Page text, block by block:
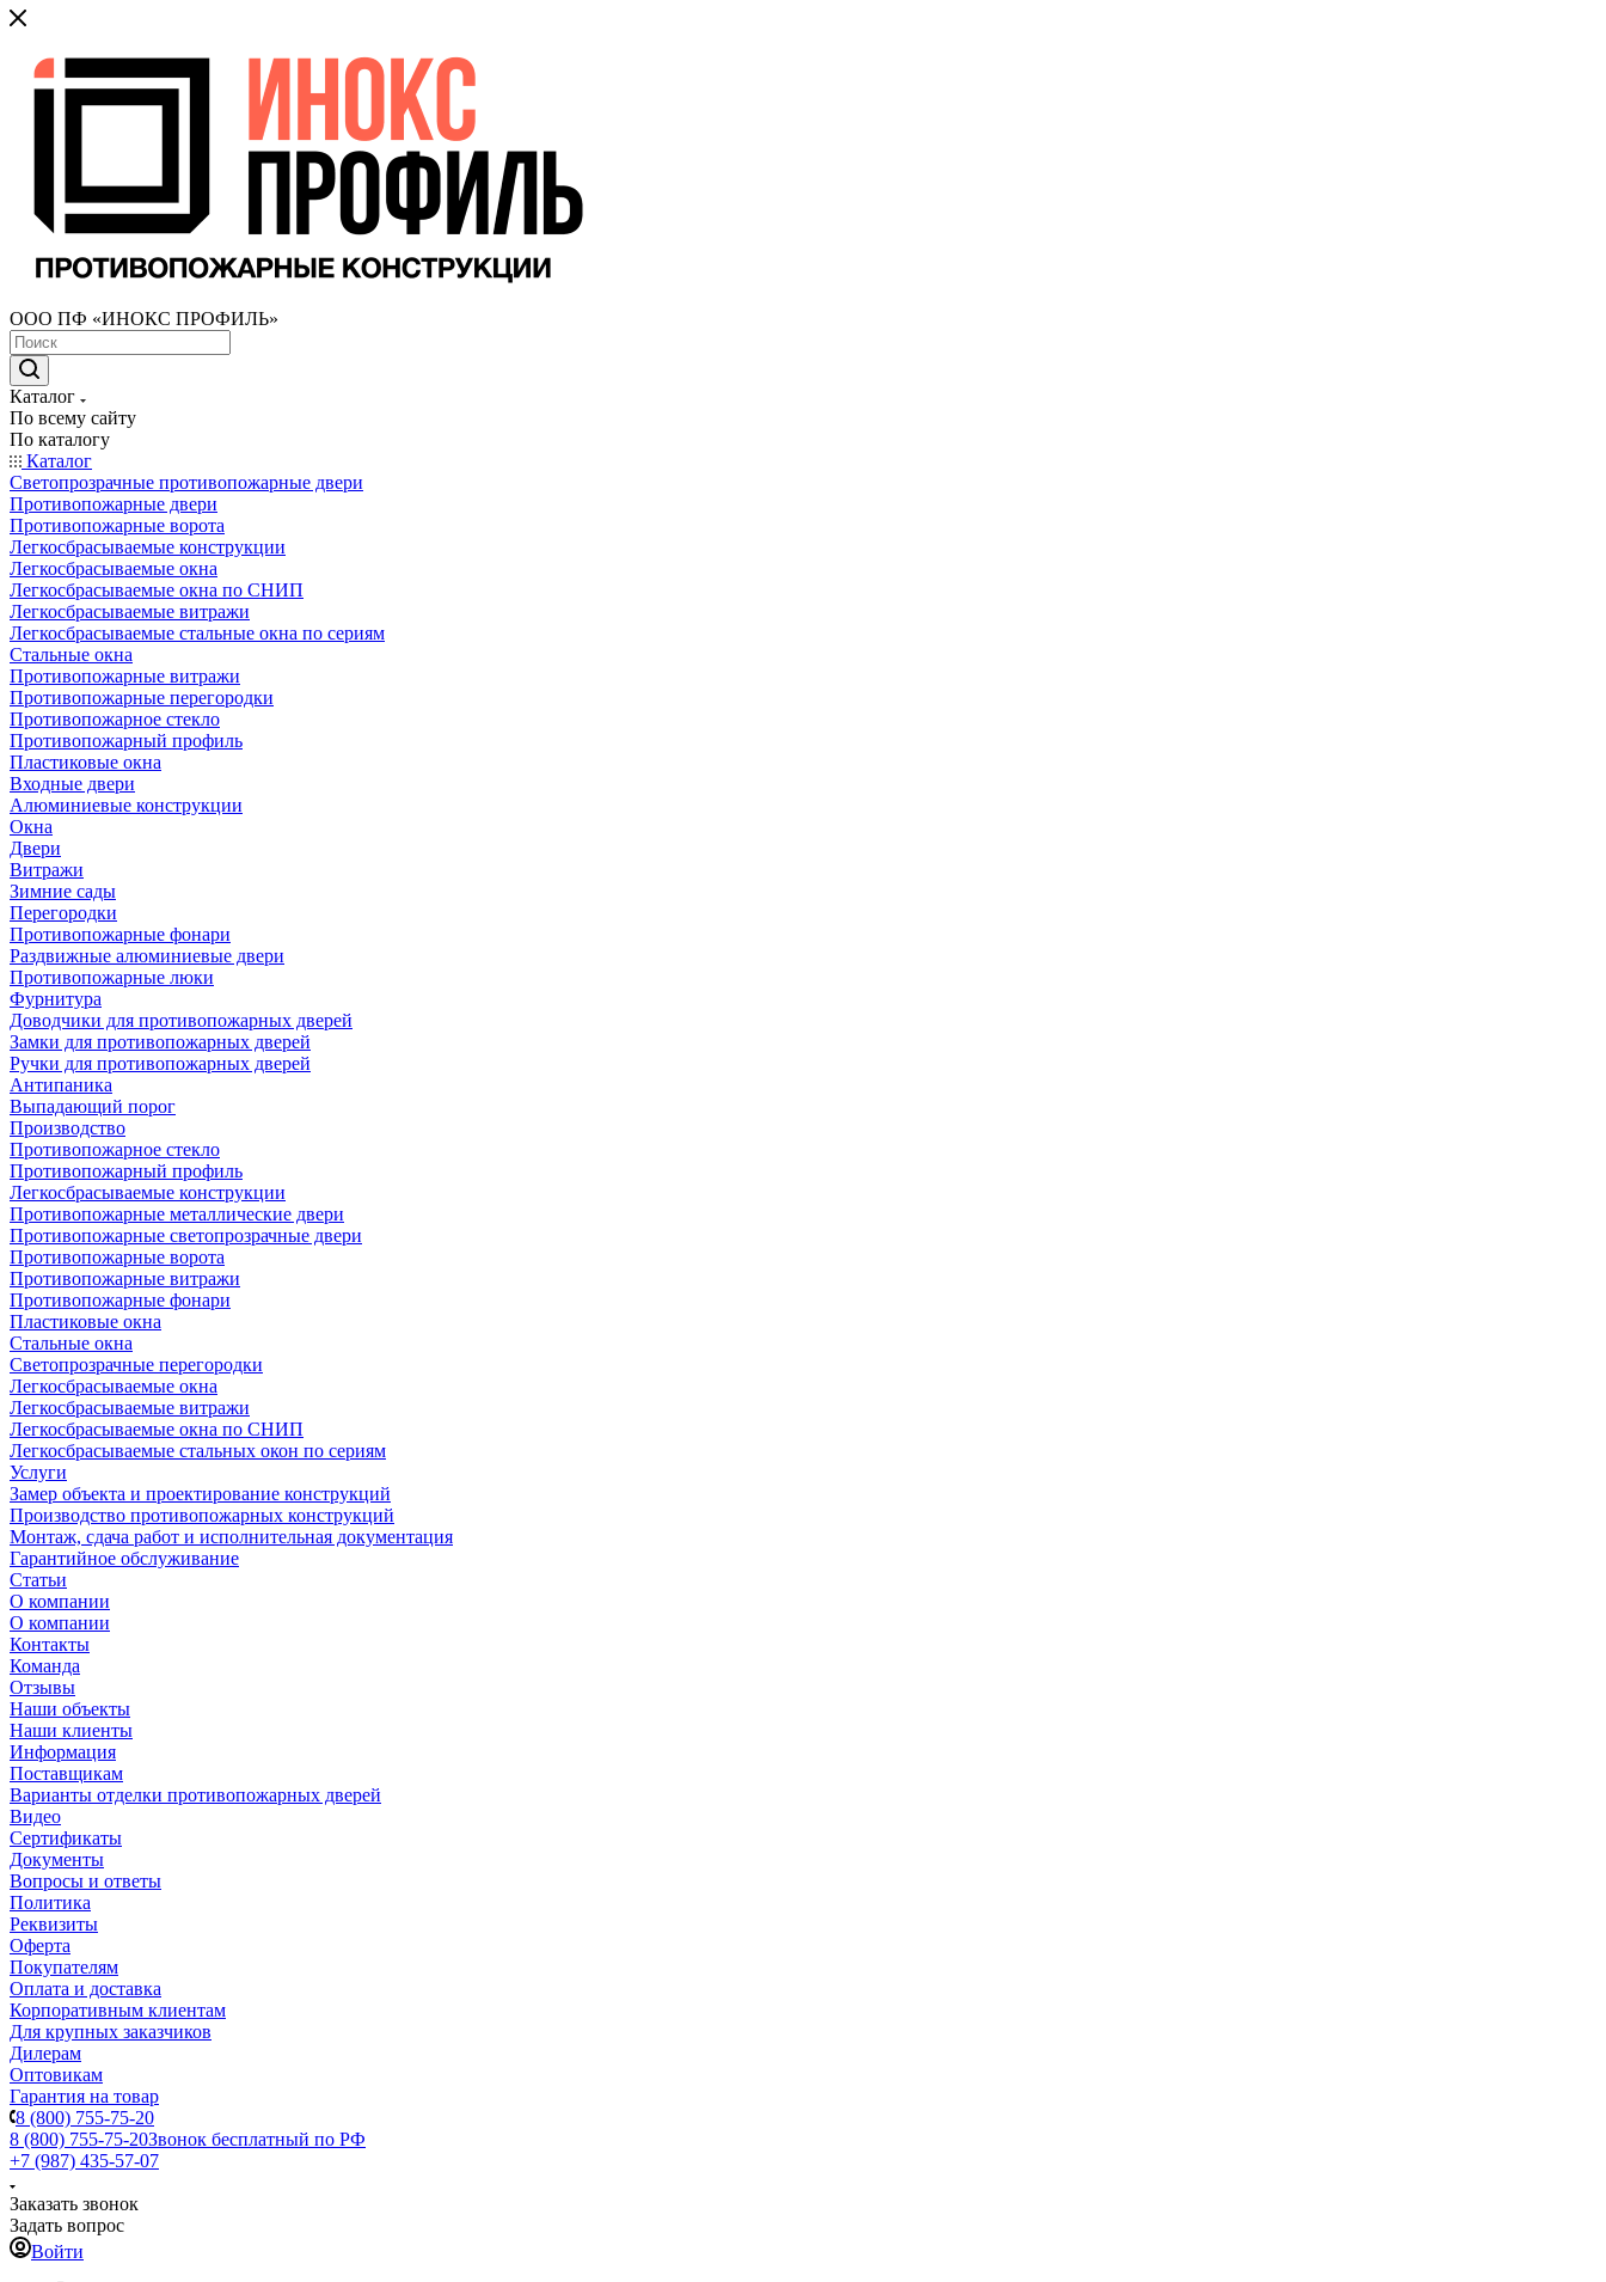
ООО ПФ «ИНОКС ПРОФИЛЬ»
Каталог
По всему сайту
По каталогу
Каталог
Светопрозрачные противопожарные двери
Противопожарные двери
Противопожарные ворота
Легкосбрасываемые конструкции
Легкосбрасываемые окна
Легкосбрасываемые окна по СНИП
Легкосбрасываемые витражи
Легкосбрасываемые стальные окна по сериям
Стальные окна
Противопожарные витражи
Противопожарные перегородки
Противопожарное стекло
Противопожарный профиль
Пластиковые окна
Входные двери
Алюминиевые конструкции
Окна
Двери
Витражи
Зимние сады
Перегородки
Противопожарные фонари
Раздвижные алюминиевые двери
Противопожарные люки
Фурнитура
Доводчики для противопожарных дверей
Замки для противопожарных дверей
Ручки для противопожарных дверей
Антипаника
Выпадающий порог
Производство
Противопожарное стекло
Противопожарный профиль
Легкосбрасываемые конструкции
Противопожарные металлические двери
Противопожарные светопрозрачные двери
Противопожарные ворота
Противопожарные витражи
Противопожарные фонари
Пластиковые окна
Стальные окна
Светопрозрачные перегородки
Легкосбрасываемые окна
Легкосбрасываемые витражи
Легкосбрасываемые окна по СНИП
Легкосбрасываемые стальных окон по сериям
Услуги
Замер объекта и проектирование конструкций
Производство противопожарных конструкций
Монтаж, сдача работ и исполнительная документация
Гарантийное обслуживание
Статьи
О компании
О компании
Контакты
Команда
Отзывы
Наши объекты
Наши клиенты
Информация
Поставщикам
Варианты отделки противопожарных дверей
Видео
Сертификаты
Документы
Вопросы и ответы
Политика
Реквизиты
Оферта
Покупателям
Оплата и доставка
Корпоративным клиентам
Для крупных заказчиков
Дилерам
Оптовикам
Гарантия на товар
8 (800) 755-75-20
8 (800) 755-75-20Звонок бесплатный по РФ
+7 (987) 435-57-07
Заказать звонок
Задать вопрос
Войти